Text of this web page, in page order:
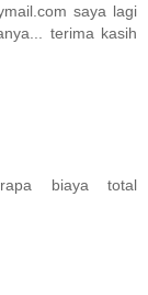
saya lagi
terima kasih
biaya total